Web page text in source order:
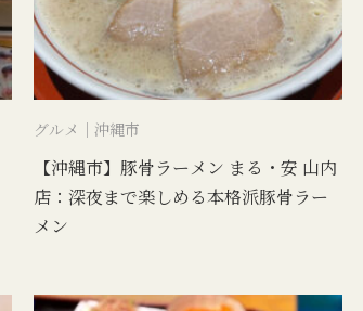
グルメ｜沖縄市
【沖縄市】豚骨ラーメン まる・安 山内
店：深夜まで楽しめる本格派豚骨ラー
メン